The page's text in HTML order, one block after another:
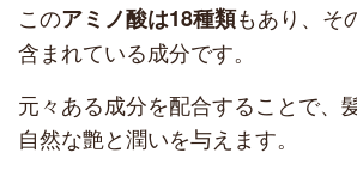
このアミノ酸は18種類もあり、そ
含まれている成分です。
元々ある成分を配合することで、
自然な艶と潤いを与えます。